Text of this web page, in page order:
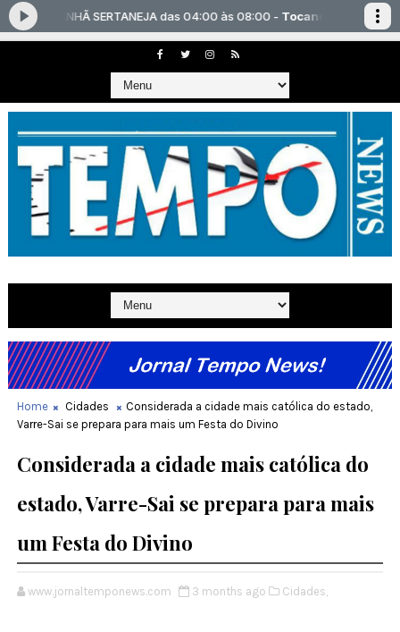
Home Cidades
Considerada a cidade mais católica do estado,
Varre-Sai se prepara para mais um Festa do Divino
Considerada a cidade mais católica do
estado, Varre-Sai se prepara para mais
um Festa do Divino
www.jornaltemponews.com 3 months ago Cidades,